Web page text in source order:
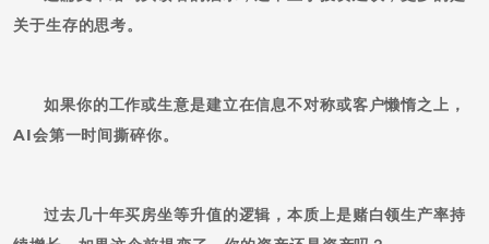
关于生存的思考。
如果你的工作或生意是建立在信息不对称或客户懒惰之上，
AI会第一时间撕碎你。
过去几十年买房坐等升值的逻辑，本质上是赌白领生产率持